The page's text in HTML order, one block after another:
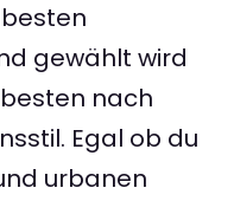
gewählt wird
nach
Egal ob du
urbanen